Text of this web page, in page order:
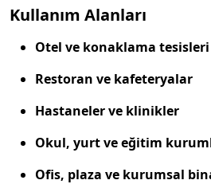
Kullanım Alanları
Otel ve konaklama tesisleri
Restoran ve kafeteryalar
Hastaneler ve klinikler
Okul, yurt ve eğitim
Ofis, plaza ve kurumsal